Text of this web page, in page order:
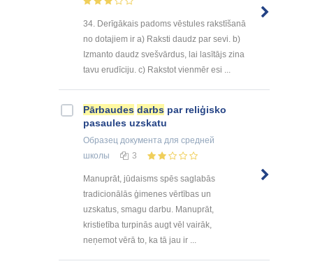
34. Derīgākais padoms vēstules rakstīšanā
no dotajiem ir a) Raksti daudz par sevi. b)
Izmanto daudz svešvārdus, lai lasītājs zina
tavu erudīciju. c) Rakstot vienmēr esi ...
Pārbaudes darbs par reliģisko
pasaules uzskatu
Образец документа для средней
школы
3
Manuprāt, jūdaisms spēs saglabās
tradicionālās ģimenes vērtības un
uzskatus, smagu darbu. Manuprāt,
kristietība turpinās augt vēl vairāk,
neņemot vērā to, ka tā jau ir ...